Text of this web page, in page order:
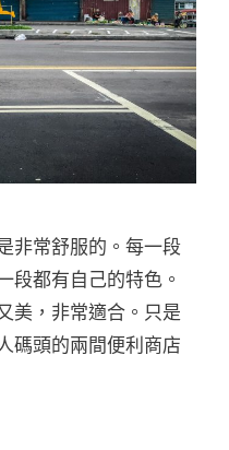
非常舒服的。每一段
段都有自己的特色。
美，非常適合。只是
碼頭的兩間便利商店